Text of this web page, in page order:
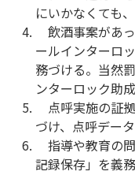
にいかなくても
飲酒事案があ
ールインターロ
務づける。当然
ンターロック助
点呼実施の証
づけ、点呼デー
指導や教育の
記録保存」を義